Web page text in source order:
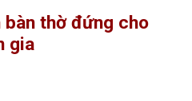
bàn thờ đứng cho
gia